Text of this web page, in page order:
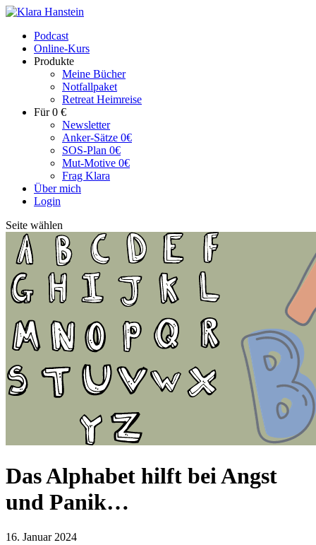
Podcast
Online-Kurs
Produkte
Meine Bücher
Notfallpaket
Retreat Heimreise
Für 0 €
Newsletter
Anker-Sätze 0€
SOS-Plan 0€
Mut-Motive 0€
Frag Klara
Über mich
Login
Seite wählen
Das Alphabet hilft bei Angst
und Panik…
16. Januar 2024